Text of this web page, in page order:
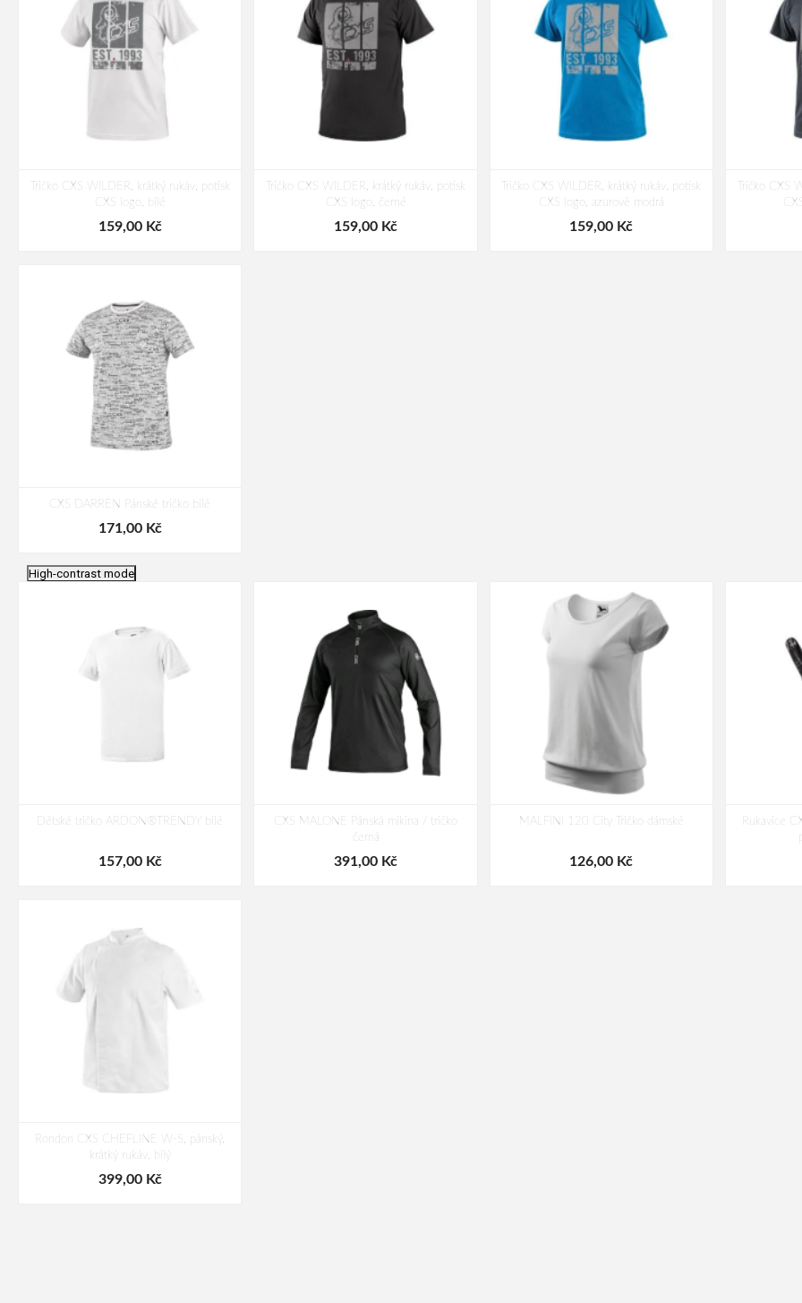
Tričko CXS WILDER, krátký rukáv, potisk
CXS logo, bílé
159,00 Kč
Tričko CXS WILDER, krátký rukáv, potisk
CXS logo, černé
159,00 Kč
Tričko CXS WILDER, krátký rukáv, potisk
CXS logo, azurově modrá
159,00 Kč
Tričko CXS
CXS DARREN Pánské tričko bílé
171,00 Kč
High-contrast mode
Dětské tričko ARDON®TRENDY bílé
157,00 Kč
CXS MALONE Pánská mikina / tričko
černá
391,00 Kč
MALFINI 120 City Tričko dámské
126,00 Kč
Rukavice
Rondon CXS CHEFLINE W-S, pánský,
krátký rukáv, bílý
399,00 Kč